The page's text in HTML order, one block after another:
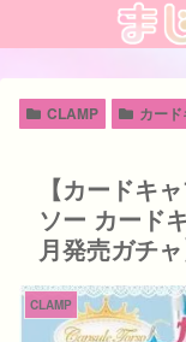
CLAMP カー
【カードキ
ソー カード
月発売ガチャ
CLAMP